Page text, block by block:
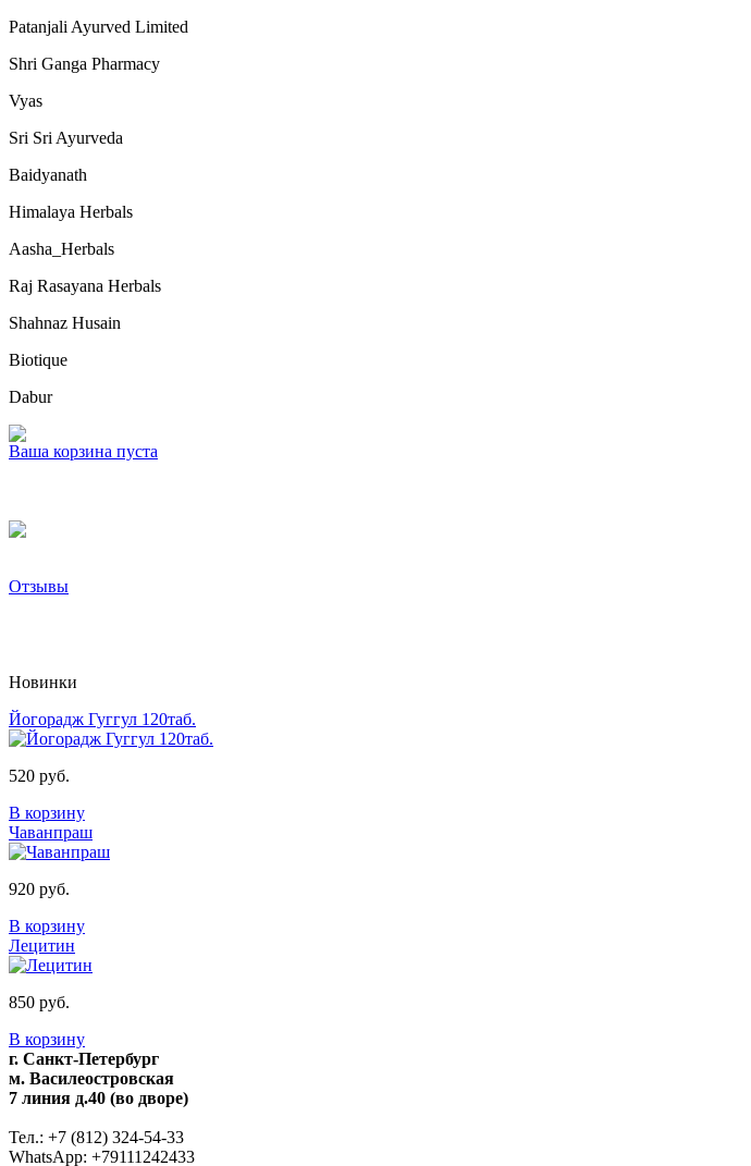
Patanjali Ayurved Limited
Shri Ganga Pharmacy
Vyas
Sri Sri Ayurveda
Baidyanath
Himalaya Herbals
Aasha_Herbals
Raj Rasayana Herbals
Shahnaz Husain
Biotique
Dabur
Ваша корзина пуста
Отзывы
Новинки
Йогорадж Гуггул 120таб.
520 руб.
В корзину
Чаванпраш
920 руб.
В корзину
Лецитин
850 руб.
В корзину
г. Санкт-Петербург
м. Василеостровская
7 линия д.40 (во дворе)
Тел.: +7 (812) 324-54-33
WhatsApp: +79111242433